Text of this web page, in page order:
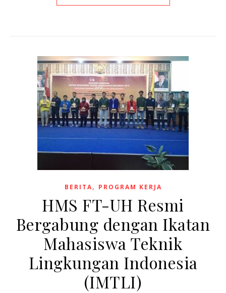
BERITA, PROGRAM KERJA
HMS FT-UH Resmi
Bergabung dengan Ikatan
Mahasiswa Teknik
Lingkungan Indonesia
(IMTLI)